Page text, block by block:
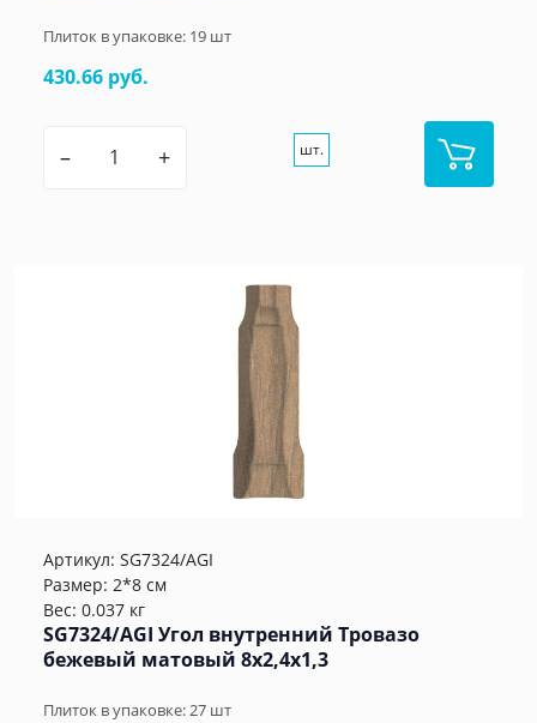
Плиток в упаковке: 19 шт
430.66 руб.
– + шт.
Артикул: SG7324/AGI
Размер: 2*8 см
Вес: 0.037 кг
SG7324/AGI Угол внутренний Тровазо
бежевый матовый 8x2,4x1,3
Плиток в упаковке:27 шт